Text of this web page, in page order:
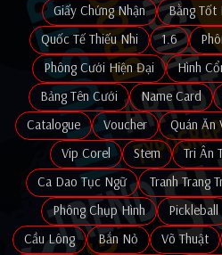
Giấy Chứng Nhận
Bằng Tốt
Quốc Tế Thiếu Nhi
1.6
Phông Cưới Hiện Đại
Hình
Bảng Tên Cưới
Name Card
Catalogue
Voucher Quán Ăn
Vip Corel
Stem Tri Ân
Ca Dao Tục Ngữ
Tranh Trang
Phông Chụp Hình
Pickleball
Cầu Lông
Bắn Nỏ Võ Thuật